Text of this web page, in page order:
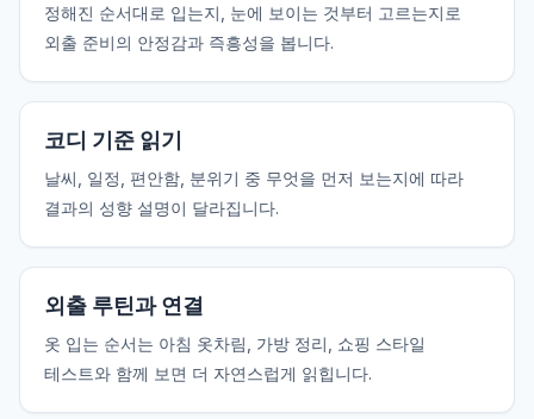
정해진 순서대로 입는지, 눈에 보이는 것부터 고르는지로
외출 준비의 안정감과 즉흥성을 봅니다.
코디 기준 읽기
날씨, 일정, 편안함, 분위기 중 무엇을 먼저 보는지에 따라
결과의 성향 설명이 달라집니다.
외출 루틴과 연결
옷 입는 순서는 아침 옷차림, 가방 정리, 쇼핑 스타일
테스트와 함께 보면 더 자연스럽게 읽힙니다.